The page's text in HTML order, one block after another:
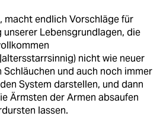
macht endlich Vorschläge für
unserer Lebensgrundlagen, die
nicht wie neuer
Schläuchen und auch noch immer
System darstellen, und dann
Ärmsten der Armen absaufen
lassen.